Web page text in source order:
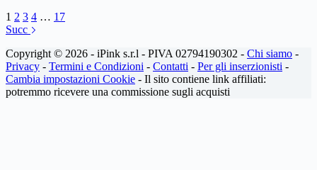
1 2 3 4 … 17
Succ
Copyright © 2026 - iPink s.r.l - PIVA 02794190302 - Chi siamo -
Privacy - Termini e Condizioni - Contatti - Per gli inserzionisti -
Cambia impostazioni Cookie - Il sito contiene link affiliati:
potremmo ricevere una commissione sugli acquisti